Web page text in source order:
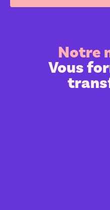
Notre
Vous